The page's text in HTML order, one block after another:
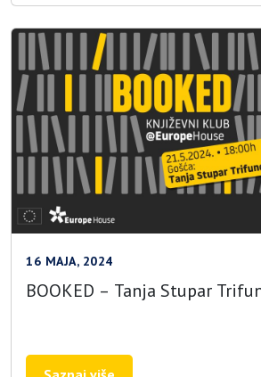
16 MAJA, 2024
BOOKED – Tanja Stupar